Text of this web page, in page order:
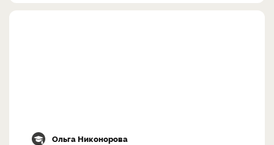
Ольга Никонорова